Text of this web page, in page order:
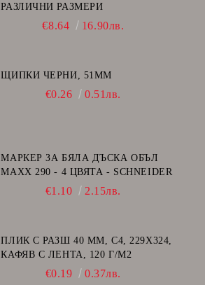
РАЗЛИЧНИ РАЗМЕРИ
€8.64 16.90лв.
ЩИПКИ ЧЕРНИ, 51ММ
€0.26 0.51лв.
МАРКЕР ЗА БЯЛА ДЪСКА ОБЪЛ
MAXX 290 - 4 ЦВЯТА - SCHNEIDER
€1.10 2.15лв.
ПЛИК С РАЗШ 40 MM, C4, 229Х324,
КАФЯВ С ЛЕНТА, 120 Г/М2
€0.19 0.37лв.